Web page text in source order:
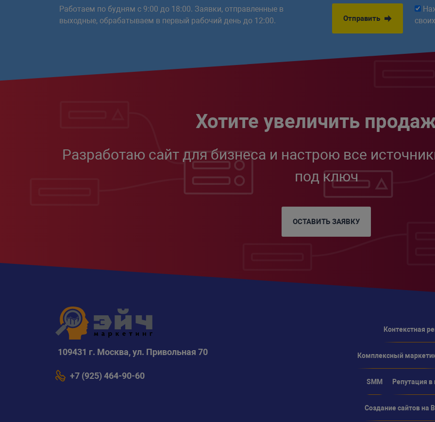
Работаем по будням с 9:00 до 18:00. Заявки, отправленные в
выходные, обрабатываем в первый рабочий день до 12:00.
Отправить
своих
Хотите увеличить
Разработаю сайт для бизнеса и настрою все
под ключ
ОСТАВИТЬ ЗАЯВКУ
109431 г. Москва, ул. Привольная 70
+7 (925) 464-90-60
Контекстная
Комплексный
SMM Репутация в
Создание сайтов на